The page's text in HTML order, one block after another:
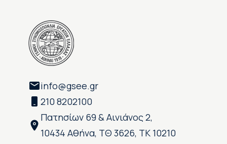
info@gsee.gr
210 8202100
Πατησίων 69 & Αινιάνος 2,
10434 Αθήνα, ΤΘ 3626, ΤΚ 10210